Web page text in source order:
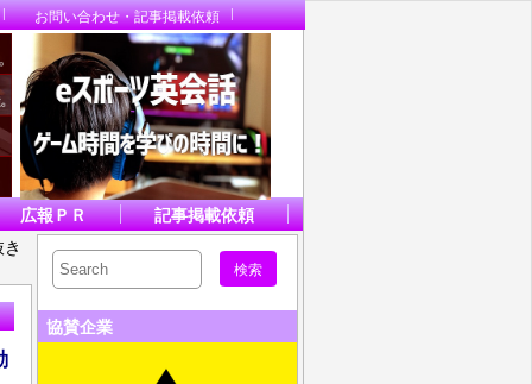
お問い合わせ・記事掲載依頼
広報ＰＲ
記事掲載依頼
協賛企業